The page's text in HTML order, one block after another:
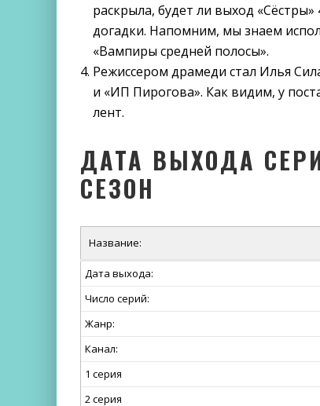
раскрыла, будет ли выход
догадки. Напомним, мы знаем
«Вампиры средней полосы».
Режиссером драмеди стал Илья
и «ИП Пирогова». Как видим, у
лент.
ДАТА ВЫХОДА
СЕЗОН
Название:
Дата выхода:
Число серий:
Жанр:
Канал:
1 серия
2 серия